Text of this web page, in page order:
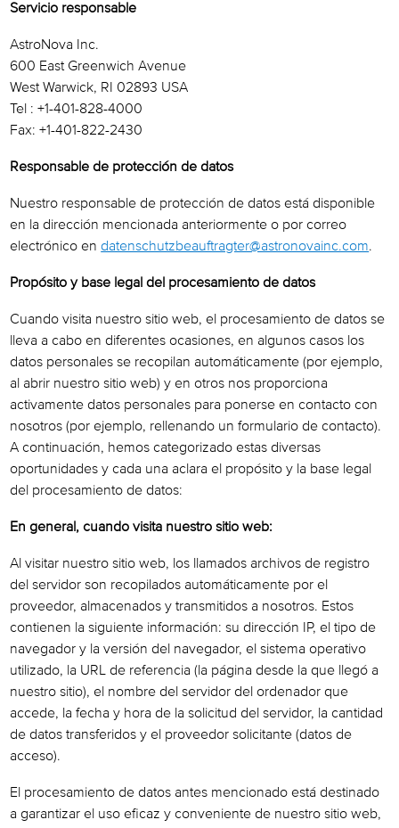
Servicio responsable
AstroNova Inc.
600 East Greenwich Avenue
West Warwick, RI 02893 USA
Tel : +1-401-828-4000
Fax: +1-401-822-2430
Responsable de protección de datos
Nuestro responsable de protección de datos está disponible
en la dirección mencionada anteriormente o por correo
electrónico endatenschutzbeauftragter@astronovainc.com.
Propósito y base legal del procesamiento de datos
Cuando visita nuestro sitio web, el procesamiento de datos se
lleva a cabo en diferentes ocasiones, en algunos casos los
datos personales se recopilan automáticamente (por ejemplo,
al abrir nuestro sitio web) y en otros nos proporciona
activamente datos personales para ponerse en contacto con
nosotros (por ejemplo, rellenando un formulario de contacto).
A continuación, hemos categorizado estas diversas
oportunidades y cada una aclara el propósito y la base legal
del procesamiento de datos:
En general, cuando visita nuestro sitio web:
Al visitar nuestro sitio web, los llamados archivos de registro
del servidor son recopilados automáticamente por el
proveedor, almacenados y transmitidos a nosotros. Estos
contienen la siguiente información: su dirección IP, el tipo de
navegador y la versión del navegador, el sistema operativo
utilizado, la URL de referencia (la página desde la que llegó a
nuestro sitio), el nombre del servidor del ordenador que
accede, la fecha y hora de la solicitud del servidor, la cantidad
de datos transferidos y el proveedor solicitante (datos de
acceso).
El procesamiento de datos antes mencionado está destinado
a garantizar el uso eficaz y conveniente de nuestro sitio web,